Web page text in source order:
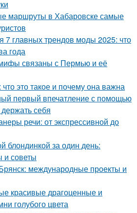
маршруты в Хабаровске самые
7 главных трендов моды 2025: что
года
связаны с Пермью и её
это такое и почему она важна
первый впечатление с помощью
себя
речи: от экспрессивной до
блондинкой за один день:
и советы
международные проекты и
красивые драгоценные и
голубого цвета